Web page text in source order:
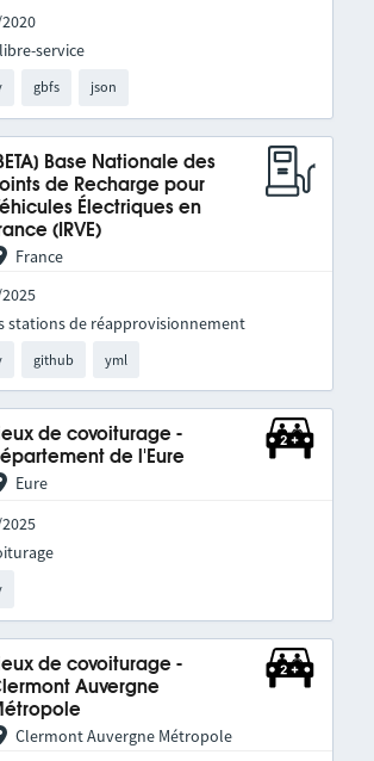
gbfs json
service
Base Nationale des
de Recharge pour
Électriques en
(IRVE)
France
github yml
stations de réapprovisionnement
de covoiturage -
de l'Eure
Eure
de covoiturage -
Auvergne
Clermont Auvergne Métropole